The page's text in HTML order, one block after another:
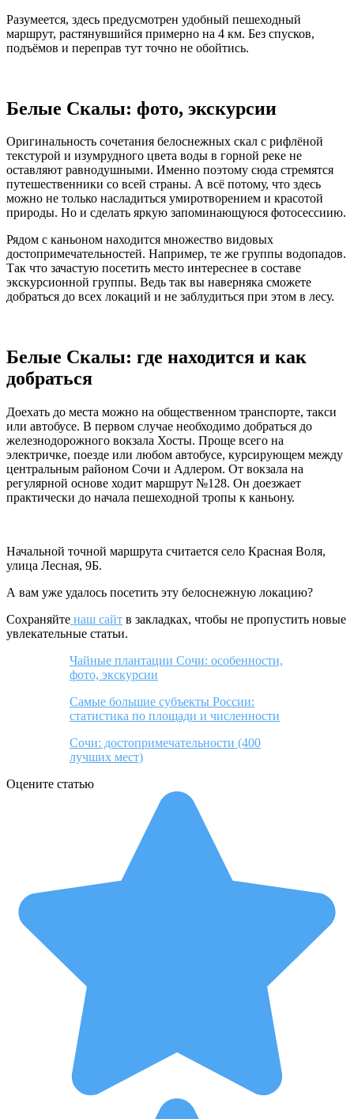
Разумеется, здесь предусмотрен удобный пешеходный
маршрут, растянувшийся примерно на 4 км. Без спусков,
подъёмов и переправ тут точно не обойтись.
Белые Скалы: фото, экскурсии
Оригинальность сочетания белоснежных скал с рифлёной
текстурой и изумрудного цвета воды в горной реке не
оставляют равнодушными. Именно поэтому сюда стремятся
путешественники со всей страны. А всё потому, что здесь
можно не только насладиться умиротворением и красотой
природы. Но и сделать яркую запоминающуюся фотосессиию.
Рядом с каньоном находится множество видовых
достопримечательностей. Например, те же группы водопадов.
Так что зачастую посетить место интереснее в составе
экскурсионной группы. Ведь так вы наверняка сможете
добраться до всех локаций и не заблудиться при этом в лесу.
Белые Скалы: где находится и как
добраться
Доехать до места можно на общественном транспорте, такси
или автобусе. В первом случае необходимо добраться до
железнодорожного вокзала Хосты. Проще всего на
электричке, поезде или любом автобусе, курсирующем между
центральным районом Сочи и Адлером. От вокзала на
регулярной основе ходит маршрут №128. Он доезжает
практически до начала пешеходной тропы к каньону.
Начальной точной маршрута считается село Красная Воля,
улица Лесная, 9Б.
А вам уже удалось посетить эту белоснежную локацию?
Сохраняйте наш сайт в закладках, чтобы не пропустить новые
увлекательные статьи.
Чайные плантации Сочи: особенности,
фото, экскурсии
Самые большие субъекты России:
статистика по площади и численности
Сочи: достопримечательности (400
лучших мест)
Оцените статью